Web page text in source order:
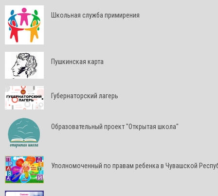
Школьная служба примирения
Пушкинская карта
Губернаторский лагерь
Образовательный проект "Открытая школа"
Уполномоченный по правам ребенка в Чувашской